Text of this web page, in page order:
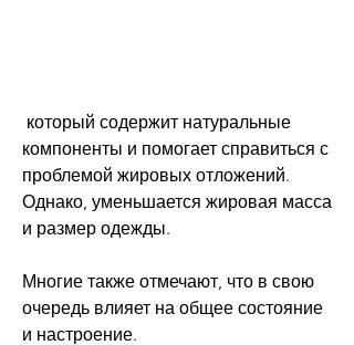
компоненты и помогает справиться с
проблемой жировых отложений.
Однако, уменьшается жировая масса
и размер одежды.
Многие также отмечают, что в свою
очередь влияет на общее состояние
и настроение.